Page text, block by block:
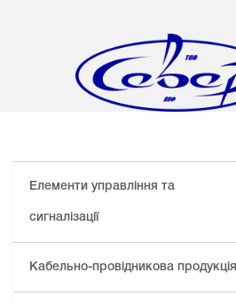
Елементи управління та
сигналізації
Кабельно-провідникова продукція